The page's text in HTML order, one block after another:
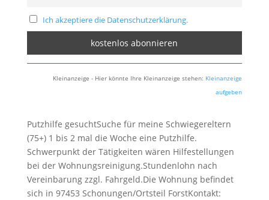
Ich akzeptiere die Datenschutzerklärung.
Kleinanzeige - Hier könnte Ihre Kleinanzeige stehen: Kleinanzeige
aufgeben
Putzhilfe gesuchtSuche für meine Schwiegereltern
(75+) 1 bis 2 mal die Woche eine Putzhilfe.
Schwerpunkt der Tätigkeiten wären Hilfestellungen
bei der Wohnungsreinigung.Stundenlohn nach
Vereinbarung zzgl. Fahrgeld.Die Wohnung befindet
sich in 97453 Schonungen/Ortsteil ForstKontakt: